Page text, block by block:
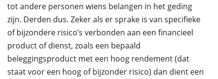
tot andere personen wiens belangen in het geding
zijn. Derden dus. Zeker als er sprake is van specifieke
of bijzondere risico’s verbonden aan een financieel
product of dienst, zoals een bepaald
beleggingsproduct met een hoog rendement (dat
staat voor een hoog of bijzonder risico) dan dient een